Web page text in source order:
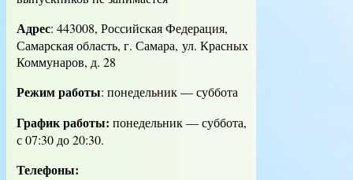
Адрес: 443008, Российская Федерация,
Самарская область, г. Самара, ул. Красных
Коммунаров, д. 28
Режим работы: понедельник — суббота
График работы: понедельник — суббота,
с 07:30 до 20:30.
Телефоны: